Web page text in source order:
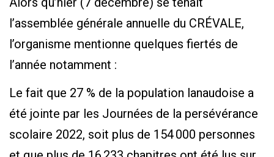
l’assemblée générale annuelle du CRÉVALE,
l’organisme mentionne quelques fiertés de
l’année notamment :
Le fait que 27 % de la population lanaudoise a
été jointe par les Journées de la persévérance
scolaire 2022, soit plus de 154 000 personnes